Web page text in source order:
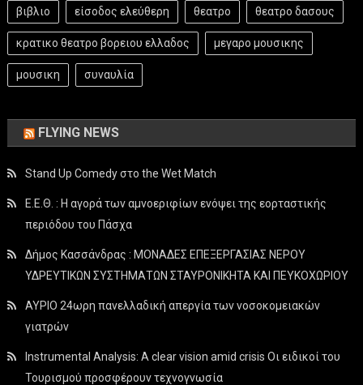
βιβλιο είσοδος ελεύθερη θεατρο θεατρο δασους
κρατικο θεατρο βορειου ελλαδος μεγαρο μουσικης
μουσικη συναυλία
FLYING NEWS
Stand Up Comedy στο the Wet Match
Ε.Ε.Θ. : Η αγορά των αμνοεριφίων ενόψει της εορταστικής
περιόδου του Πάσχα
Δήμος Κασσάνδρας : ΜΟΝΑΔΕΣ ΕΠΕΞΕΡΓΑΣΙΑΣ ΝΕΡΟΥ
ΥΔΡΕΥΤΙΚΩΝ ΣΥΣΤΗΜΑΤΩΝ ΣΤΑΥΡΟΝΙΚΗΤΑ ΚΑΙ ΠΕΥΚΟΧΩΡΙΟΥ
ΑΥΡΙΟ 24ωρη πανελλαδική απεργία των νοσοκομειακών
γιατρών
Instrumental Analysis: A clear vision amid crisis Οι ειδικοί του
Τουρισμού προσφέρουν τεχνογνωσία